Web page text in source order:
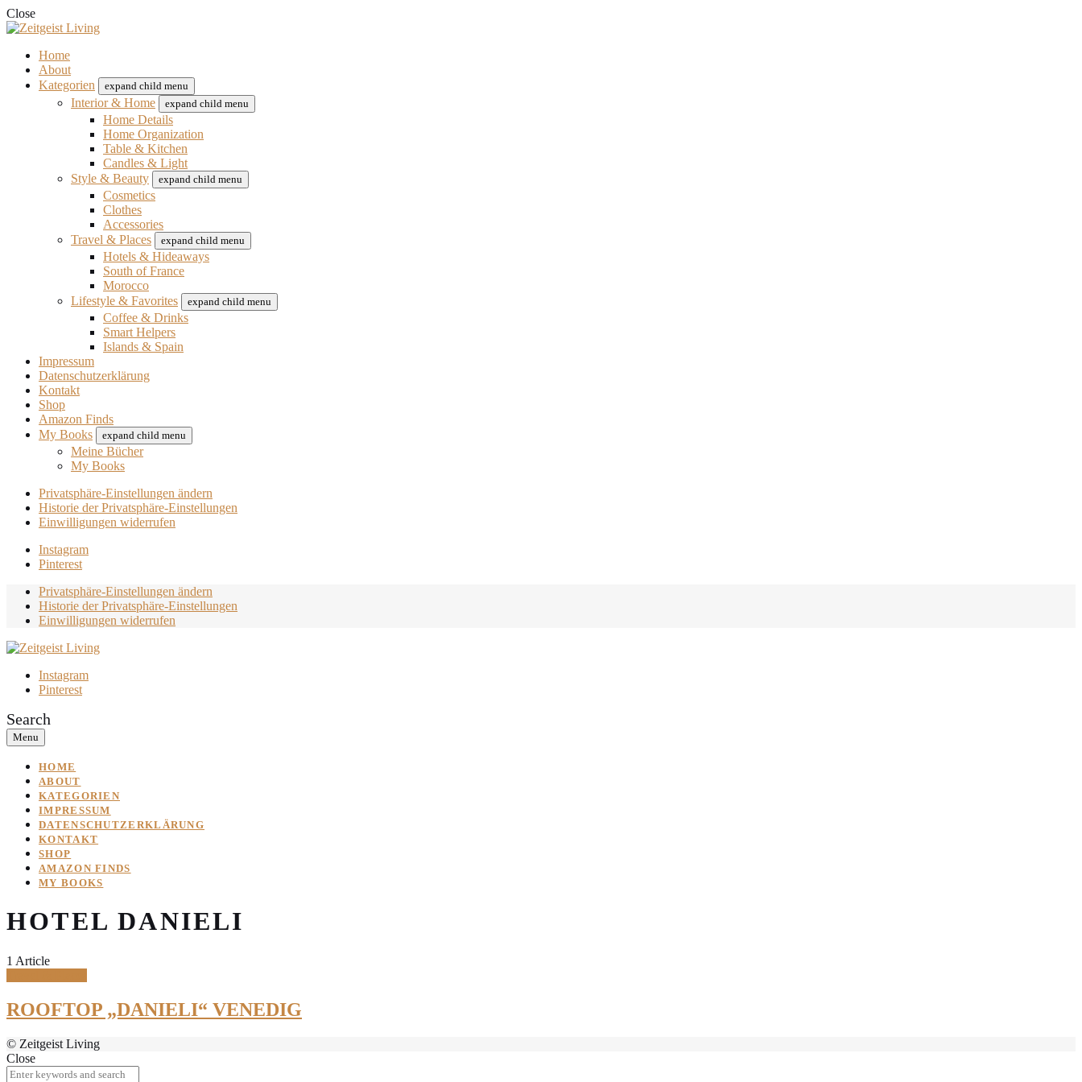
Close
Home
About
Kategorien
expand child menu
Interior & Home expand child menu
Home Details
Home Organization
Table & Kitchen
Candles & Light
Style & Beauty
expand child menu
Cosmetics
Clothes
Accessories
Travel & Places
expand child menu
Hotels & Hideaways
South of France
Morocco
Lifestyle & Favorites
expand child menu
Coffee & Drinks
Smart Helpers
Islands & Spain
Impressum
Datenschutzerklärung
Kontakt
Shop
Amazon Finds
My Books
expand child menu
Meine Bücher
My Books
Privatsphäre-Einstellungen ändern
Historie der Privatsphäre-Einstellungen
Einwilligungen widerrufen
Instagram
Pinterest
Privatsphäre-Einstellungen ändern
Historie der Privatsphäre-Einstellungen
Einwilligungen widerrufen
Instagram
Pinterest
Search
Menu
HOME
ABOUT
KATEGORIEN
IMPRESSUM
DATENSCHUTZERKLÄRUNG
KONTAKT
SHOP
AMAZON FINDS
MY BOOKS
HOTEL DANIELI
1 Article
ROOFTOP „DANIELI“ VENEDIG
© Zeitgeist Living
Close